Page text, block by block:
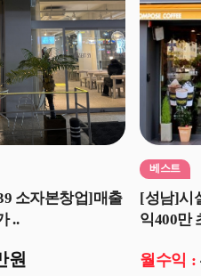
소자본창업]매출
..
원
베스트
[성남]시
익400만
월수익 :